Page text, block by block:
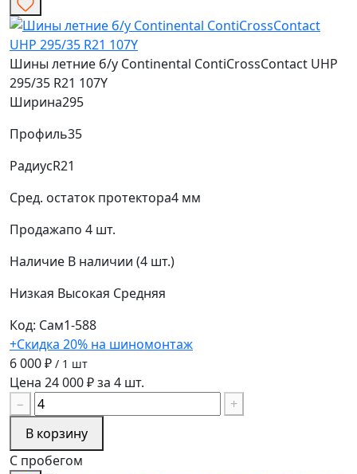
Шины летние б/у Continental ContiCrossContact UHP
295/35 R21 107Y
Ширина295
Профиль35
РадиусR21
Сред. остаток протектора4 мм
Продажапо 4 шт.
Наличие В наличии (4 шт.)
Низкая Высокая Средняя
Код: Сам1-588
+Скидка 20% на шиномонтаж
6 000 ₽ / 1 шт
Цена 24 000 ₽ за 4 шт.
−
+
В корзину
С пробегом